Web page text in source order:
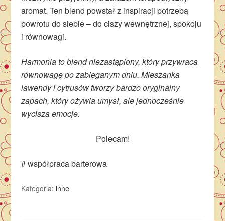
aromat. Ten blend powstał z inspiracji potrzebą
powrotu do siebie – do ciszy wewnętrznej, spokoju
i równowagi.
Harmonia to blend niezastąpiony, który przywraca
równowagę po zabieganym dniu. Mieszanka
lawendy i cytrusów tworzy bardzo oryginalny
zapach, który ożywia umysł, ale jednocześnie
wycisza emocje.
Polecam!
# współpraca barterowa
Kategoria:inne